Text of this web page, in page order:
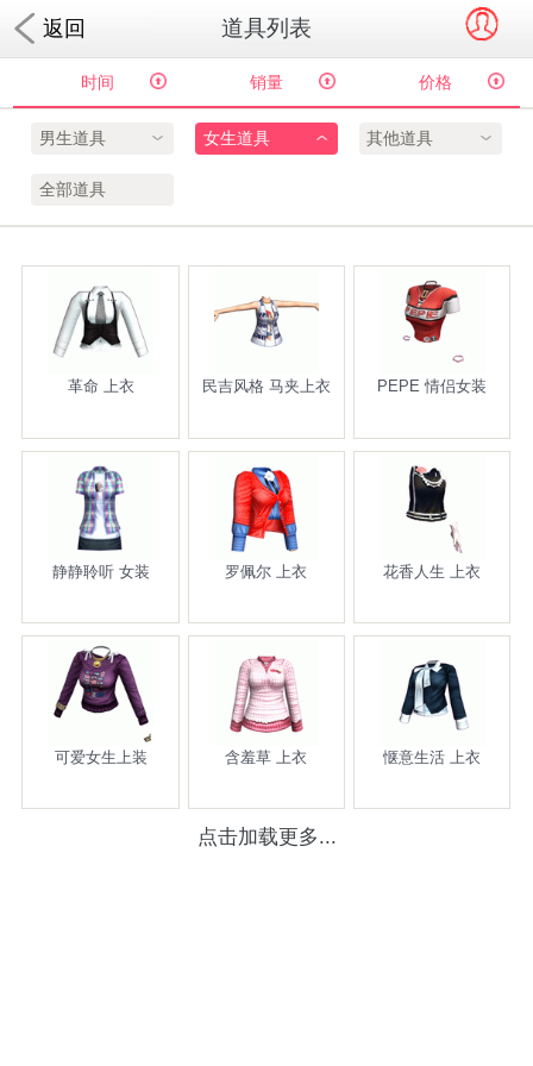
返回 道具列表
时间 销量 价格
男生道具 女生道具 其他道具
全部道具
革命 上衣 民吉风格 马夹上衣 PEPE 情侣女装
静静聆听 女装 罗佩尔 上衣 花香人生 上衣
可爱女生上装 含羞草 上衣 惬意生活 上衣
点击加载更多...